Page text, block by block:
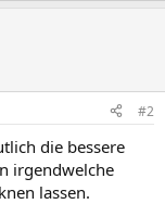
#2
die bessere
irgendwelche
lassen.